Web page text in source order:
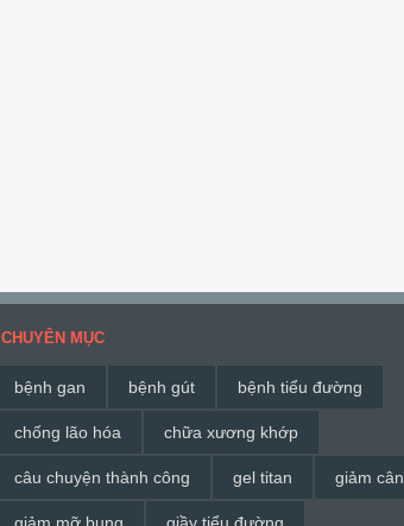
CHUYÊN MỤC
bệnh gan bệnh gút bệnh tiểu đường
chống lão hóa chữa xương khớp
câu chuyện thành công gel titan giảm cân